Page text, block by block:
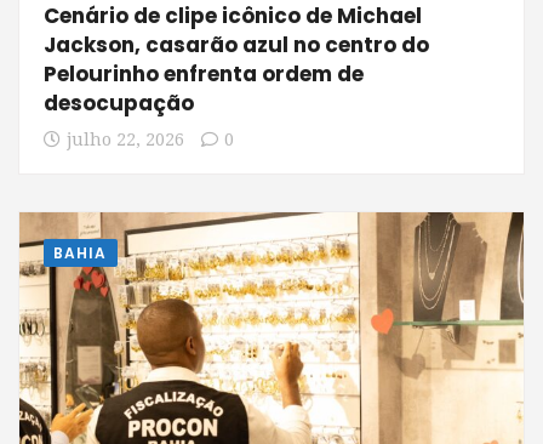
Cenário de clipe icônico de Michael
Jackson, casarão azul no centro do
Pelourinho enfrenta ordem de
desocupação
julho 22, 2026 0
BAHIA